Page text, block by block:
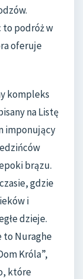
to podróż w
oferuje
kompleks
na Listę
imponujący
brązu.
gdzie
i
dzieje.
to Nuraghe
Króla”,
które